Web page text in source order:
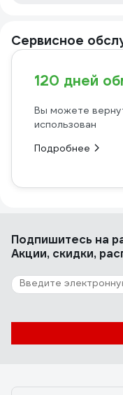
Сервисное
120 дней
Вы можете
использован
Подробнее
Подпишитесь на
Акции, скидки,